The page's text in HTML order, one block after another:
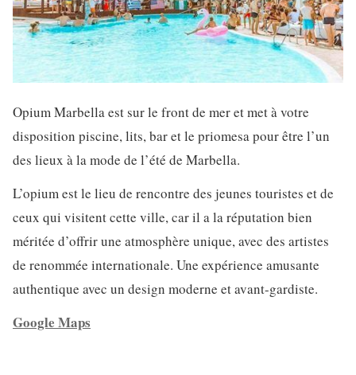
Opium Marbella est sur le front de mer et met à votre
disposition piscine, lits, bar et le priomesa pour être l’un
des lieux à la mode de l’été de Marbella.
L’opium est le lieu de rencontre des jeunes touristes et de
ceux qui visitent cette ville, car il a la réputation bien
méritée d’offrir une atmosphère unique, avec des artistes
de renommée internationale. Une expérience amusante
authentique avec un design moderne et avant-gardiste.
Google Maps